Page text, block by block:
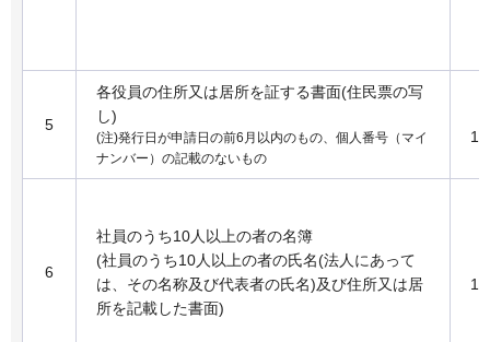
5
各役員の住所又は居所を証する書面(住民票の写
し)
(注)発行日が申請日の前6月以内のもの、個人番号（マイ
ナンバー）の記載のないもの
1
6
社員のうち10人以上の者の名簿
(社員のうち10人以上の者の氏名(法人にあって
は、その名称及び代表者の氏名)及び住所又は居
所を記載した書面)
1